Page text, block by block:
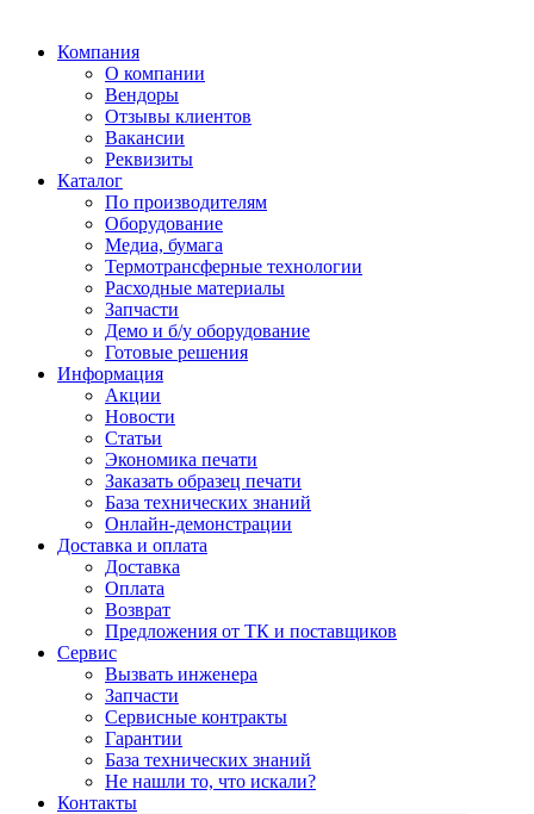
Компания
О компании
Вендоры
Отзывы клиентов
Вакансии
Реквизиты
Каталог
По производителям
Оборудование
Медиа, бумага
Термотрансферные технологии
Расходные материалы
Запчасти
Демо и б/у оборудование
Готовые решения
Информация
Акции
Новости
Статьи
Экономика печати
Заказать образец печати
База технических знаний
Онлайн-демонстрации
Доставка и оплата
Доставка
Оплата
Возврат
Предложения от ТК и поставщиков
Сервис
Вызвать инженера
Запчасти
Сервисные контракты
Гарантии
База технических знаний
Не нашли то, что искали?
Контакты